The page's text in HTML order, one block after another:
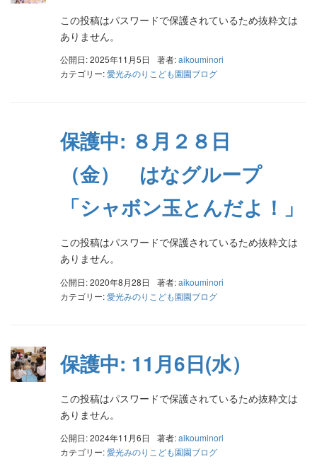
この投稿はパスワードで保護されているため抜粋文は
ありません。
公開日: 2025年11月5日 著者:aikouminori
カテゴリー:愛光みのりこども園園ブログ
保護中: ８月２８日
（金） はなグループ
「シャボン玉とんだよ！」
この投稿はパスワードで保護されているため抜粋文は
ありません。
公開日: 2020年8月28日 著者:aikouminori
カテゴリー:愛光みのりこども園園ブログ
保護中: 11月6日(水）
この投稿はパスワードで保護されているため抜粋文は
ありません。
公開日: 2024年11月6日 著者:aikouminori
カテゴリー:愛光みのりこども園園ブログ